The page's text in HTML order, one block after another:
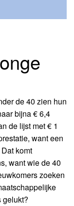
de 40 zien hun
bijna € 6,4
de lijst met € 1
want een
komt
want wie de 40
zoeken
gelukt?